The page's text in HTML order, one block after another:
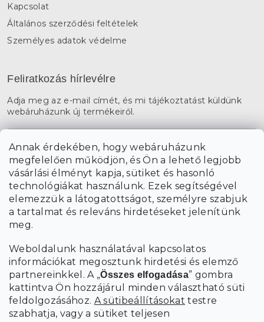
Annak érdekében, hogy webáruházunk
megfelelően működjön, és Ön a lehető legjobb
vásárlási élményt kapja, sütiket és hasonló
technológiákat használunk. Ezek segítségével
elemezzük a látogatottságot, személyre szabjuk
a tartalmat és releváns hirdetéseket jelenítünk
meg.
Weboldalunk használatával kapcsolatos
információkat megosztunk hirdetési és elemző
partnereinkkel. A „Összes elfogadása” gombra
kattintva Ön hozzájárul minden választható süti
feldolgozásához. A sütibeállításokat testre
szabhatja, vagy a sütiket teljesen
Kapcsolat
Általános szerződési feltételek
Személyes adatok védelme
Feliratkozás hírlevélre
Adja meg az e-mail címét, és mi tájékoztatást küldünk
webáruházunk új termékeiről.
A hírlevelekre való feliratkozással egyetérteka személyes
adatok feldolgozásával.
FELIRATKOZÁS